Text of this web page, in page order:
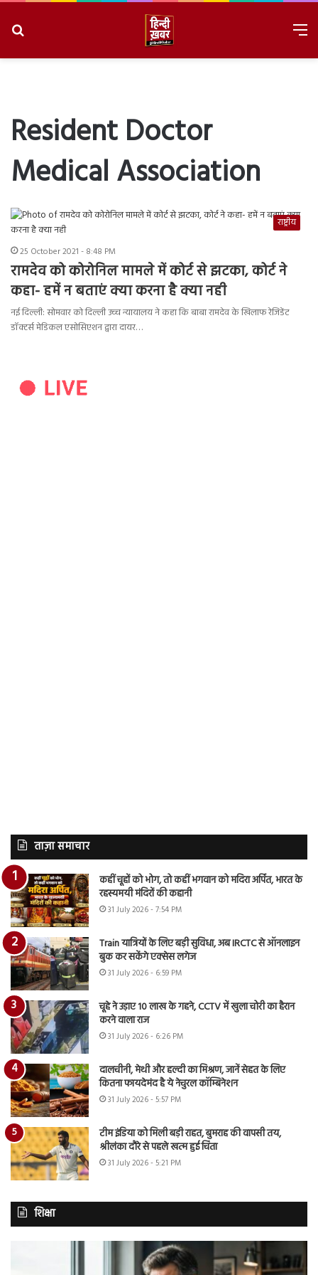
Resident Doctor
Medical Association
राष्ट्रीय
25 October 2021 - 8:48 PM
रामदेव को कोरोनिल मामले में कोर्ट से झटका, कोर्ट ने
कहा- हमें न बताएं क्या करना है क्या नही
नई दिल्ली: सोमवार को दिल्ली उच्च न्यायालय ने कहा कि बाबा रामदेव के खिलाफ रेजिडेंट
डॉक्टर्स मेडिकल एसोसिएशन द्वारा दायर…
ताज़ा समाचार
कहीं चूहों को भोग, तो कहीं भगवान को मदिरा अर्पित, भारत के
रहस्यमयी मंदिरों की कहानी
31 July 2026 - 7:54 PM
Train यात्रियों के लिए बड़ी सुविधा, अब IRCTC से ऑनलाइन
बुक कर सकेंगे एक्सेस लगेज
31 July 2026 - 6:59 PM
चूहे ने उड़ाए 10 लाख के गहने, CCTV में खुला चोरी का हैरान
करने वाला राज
31 July 2026 - 6:26 PM
दालचीनी, मेथी और हल्दी का मिश्रण, जानें सेहत के लिए
कितना फायदेमंद है ये नेचुरल कॉम्बिनेशन
31 July 2026 - 5:57 PM
टीम इंडिया को मिली बड़ी राहत, बुमराह की वापसी तय,
श्रीलंका दौरे से पहले खत्म हुई चिंता
31 July 2026 - 5:21 PM
शिक्षा